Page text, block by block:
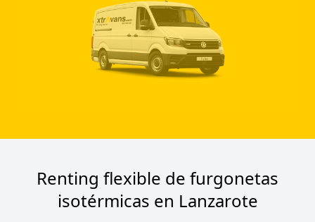
Renting flexible de furgonetas
isotérmicas en Lanzarote